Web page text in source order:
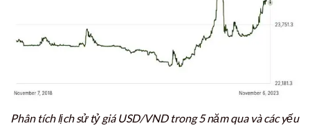
Phân tích lịch sử tỷ giá USD/VND trong 5 năm qua và các yếu